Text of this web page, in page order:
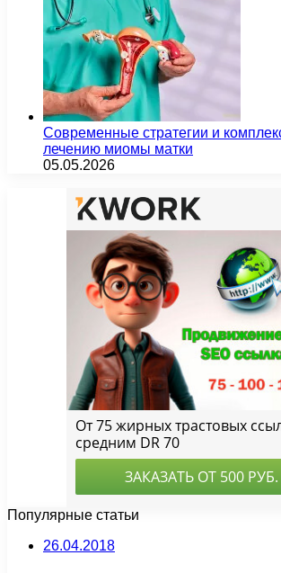
Современные стратегии и
лечению миомы матки
05.05.2026
Популярные статьи
26.04.2018